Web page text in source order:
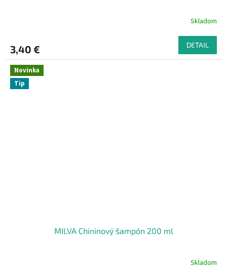
Skladom
3,40 € DETAIL
Novinka
Tip
MILVA Chininový šampón 200 ml
Skladom